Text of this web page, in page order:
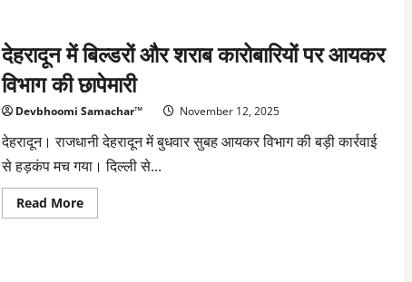
बाद
उत्तराखंड
हाई
अलर्ट,
सीमाओं
कड़ी
चौकसी
देहरादून में बिल्डरों और शराब कारोबारियों पर आयकर
विभाग की छापेमारी
Devbhoomi Samachar™ November 12, 2025
देहरादून। राजधानी देहरादून में बुधवार सुबह आयकर विभाग की बड़ी कार्रवाई
से हड़कंप मच गया। दिल्ली से...
Read MoreRead
more